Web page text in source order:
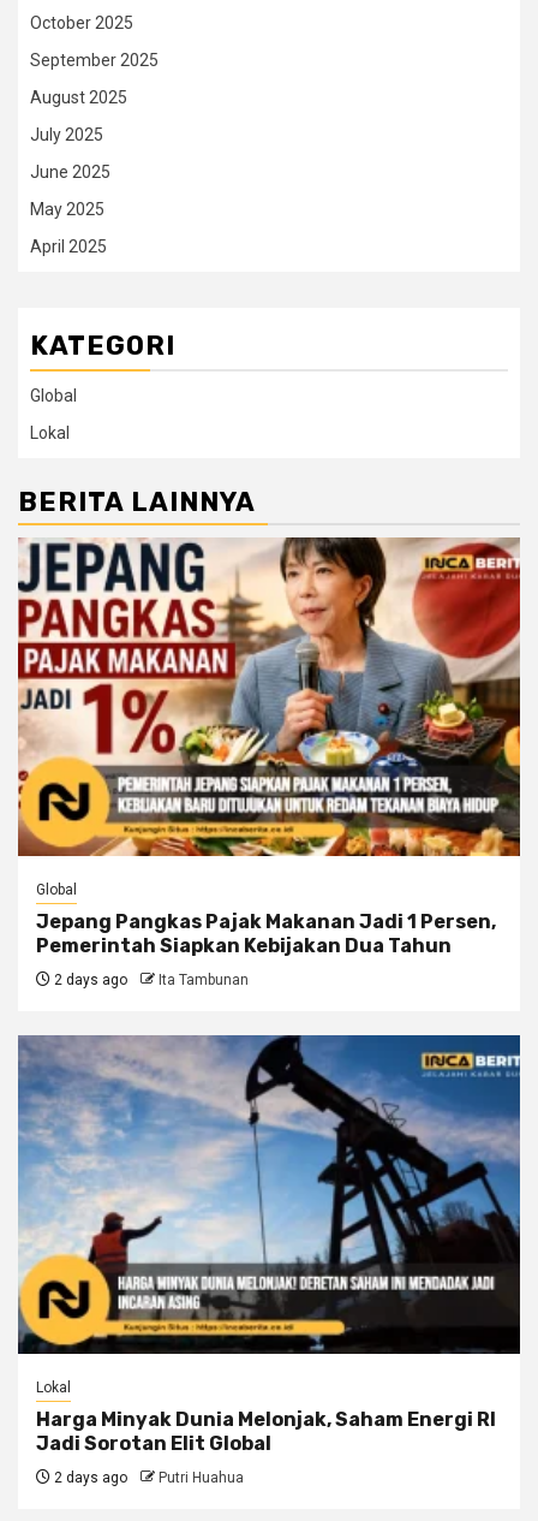
October 2025
September 2025
August 2025
July 2025
June 2025
May 2025
April 2025
KATEGORI
Global
Lokal
BERITA LAINNYA
Global
Jepang Pangkas Pajak Makanan Jadi 1 Persen,
Pemerintah Siapkan Kebijakan Dua Tahun
2 days ago Ita Tambunan
Lokal
Harga Minyak Dunia Melonjak, Saham Energi RI
Jadi Sorotan Elit Global
2 days ago Putri Huahua